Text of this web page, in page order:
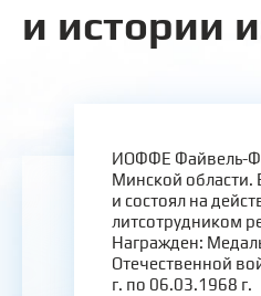
и истории
ИОФФЕ Файвель-
Минской области.
и состоял на
литсотрудником
Награжден:
Отечественной
г. по 06.03.1968 г.